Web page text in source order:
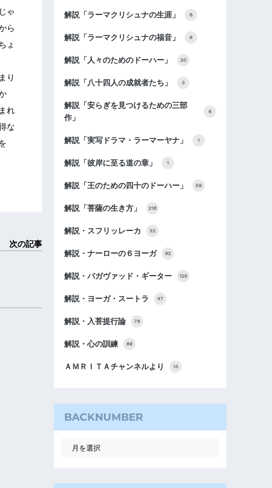
ゃ
ら
ょ
り
れ
な
次の記事
解説「ラーマクリシュナの生涯」 6
解説「ラーマクリシュナの福音」 6
解説「人々のためのドーハー」 20
解説「八十四人の成就者たち」 3
解説「安らぎを見つけるための三部
作」
6
解説「実写ドラマ・ラーマーヤナ」 1
解説「彼岸に至る道の章」 1
解説「王のための四十のドーハー」 59
解説「菩薩の生き方」 218
解説・スフリッレーカ 32
解説・ナーローの６ヨーガ 92
解説・バガヴァッド・ギーター 125
解説・ヨーガ・スートラ 47
解説・入菩提行論 78
解説・心の訓練 89
ＡＭＲＩＴＡチャンネルより 13
BACKNUMBER